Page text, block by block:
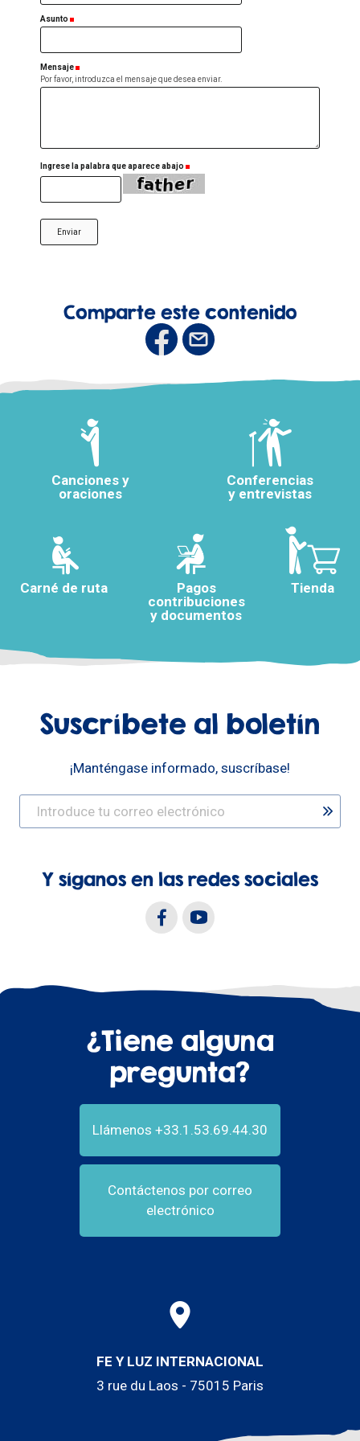
Asunto
Mensaje
Por favor, introduzca el mensaje que desea enviar.
Ingrese la palabra que aparece abajo
Comparte este contenido
Canciones y
oraciones
Conferencias
y entrevistas
Carné de ruta
Pagos
contribuciones
y documentos
Tienda
Suscríbete al boletín
¡Manténgase informado, suscríbase!
Y síganos en las redes sociales
¿Tiene alguna
pregunta?
Llámenos +33.1.53.69.44.30
Contáctenos por correo
electrónico
FE Y LUZ INTERNACIONAL
3 rue du Laos - 75015 Paris